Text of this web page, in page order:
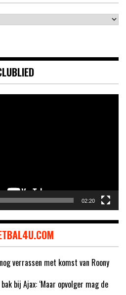
02:20
verrassen met komst van Roony
bij Ajax: ‘Maar opvolger mag de